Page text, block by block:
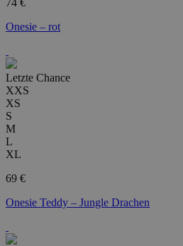
Onesie – rot
Letzte Chance
XXS
XS
S
M
L
XL
69 €
Onesie Teddy – Jungle Drachen